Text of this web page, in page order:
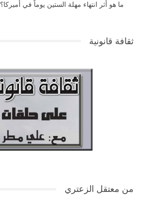
ما هو أثر انتهاء مهلة الستين يوماً في أميركا؟
ثقافة قانونية
من معتقل الزعتري